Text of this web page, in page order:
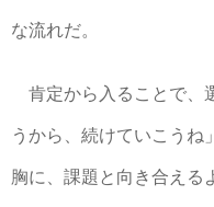
な流れだ。
肯定から入ることで、
うから、続けていこうね
胸に、課題と向き合える